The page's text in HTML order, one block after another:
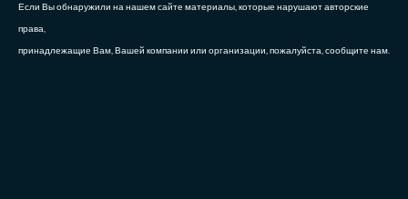
Если Вы обнаружили на нашем сайте материалы, которые нарушают авторские
права,
принадлежащие Вам, Вашей компании или организации, пожалуйста, сообщите нам.